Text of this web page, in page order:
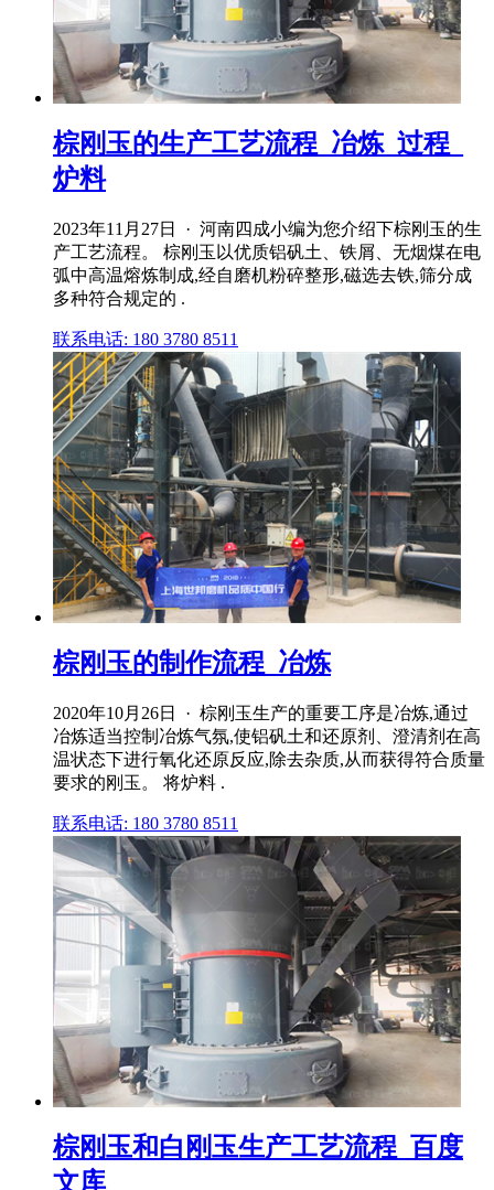
棕刚玉的生产工艺流程_冶炼_过程_
炉料
2023年11月27日 · 河南四成小编为您介绍下棕刚玉的生
产工艺流程。 棕刚玉以优质铝矾土、铁屑、无烟煤在电
弧中高温熔炼制成,经自磨机粉碎整形,磁选去铁,筛分成
多种符合规定的 .
联系电话: 180 3780 8511
棕刚玉的制作流程_冶炼
2020年10月26日 · 棕刚玉生产的重要工序是冶炼,通过
冶炼适当控制冶炼气氛,使铝矾土和还原剂、澄清剂在高
温状态下进行氧化还原反应,除去杂质,从而获得符合质量
要求的刚玉。 将炉料 .
联系电话: 180 3780 8511
棕刚玉和白刚玉生产工艺流程_百度
文库